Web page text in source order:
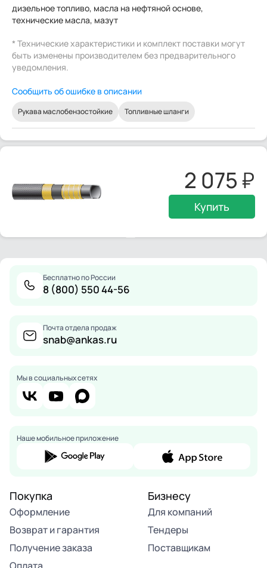
дизельное топливо, масла на нефтяной основе,
технические масла, мазут
* Технические характеристики и комплект поставки могут
быть изменены производителем без предварительного
уведомления.
Сообщить об ошибке в описании
Рукава маслобензостойкие Топливные шланги
2 075
Купить
Бесплатно по России
8 (800) 550 44-56
Почта отдела продаж
snab@ankas.ru
Мы в социальных сетях
Наше мобильное приложение
Покупка
Оформление
Возврат и гарантия
Получение заказа
Бизнесу
Для компаний
Тендеры
Поставщикам